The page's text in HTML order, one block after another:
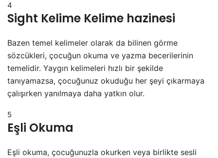
4
Sight Kelime Kelime hazinesi
Bazen temel kelimeler olarak da bilinen görme
sözcükleri, çocuğun okuma ve yazma becerilerinin
temelidir. Yaygın kelimeleri hızlı bir şekilde
tanıyamazsa, çocuğunuz okuduğu her şeyi çıkarmaya
çalışırken yanılmaya daha yatkın olur.
5
Eşli Okuma
Eşli okuma, çocuğunuzla okurken veya birlikte sesli